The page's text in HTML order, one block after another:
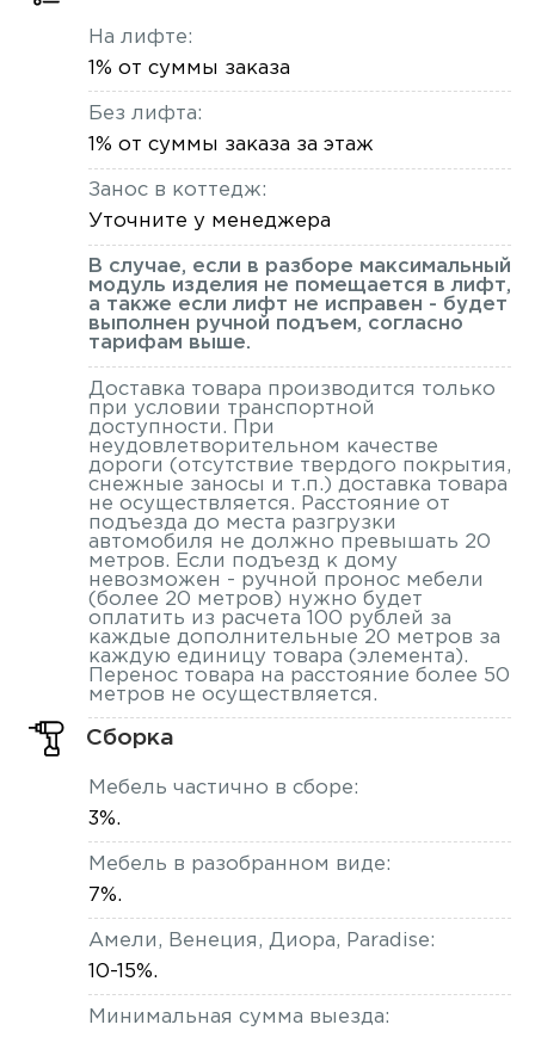
На лифте:
1% от суммы заказа
Без лифта:
1% от суммы заказа за этаж
Занос в коттедж:
Уточните у менеджера
В случае, если в разборе максимальный
модуль изделия не помещается в лифт,
а также если лифт не исправен - будет
выполнен ручной подъем, согласно
тарифам выше.
Доставка товара производится только
при условии транспортной
доступности. При
неудовлетворительном качестве
дороги (отсутствие твердого покрытия,
снежные заносы и т.п.) доставка товара
не осуществляется. Расстояние от
подъезда до места разгрузки
автомобиля не должно превышать 20
метров. Если подъезд к дому
невозможен - ручной пронос мебели
(более 20 метров) нужно будет
оплатить из расчета 100 рублей за
каждые дополнительные 20 метров за
каждую единицу товара (элемента).
Перенос товара на расстояние более 50
метров не осуществляется.
Сборка
Мебель частично в сборе:
3%.
Мебель в разобранном виде:
7%.
Амели, Венеция, Диора, Paradise:
10-15%.
Минимальная сумма выезда: